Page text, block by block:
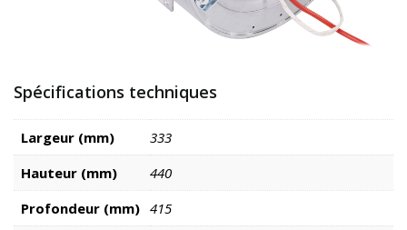
Spécifications techniques
Largeur (mm)
333
Hauteur (mm)
440
Profondeur (mm) 415